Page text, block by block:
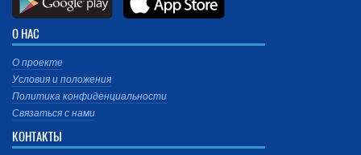
О НАС
О проекте
Условия и положения
Политика конфиденциальности
Связаться с нами
КОНТАКТЫ